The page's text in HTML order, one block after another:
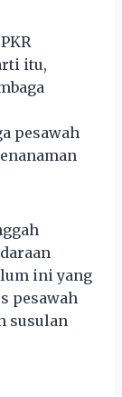
itu,
pesawah
ini yang
pesawah
susulan